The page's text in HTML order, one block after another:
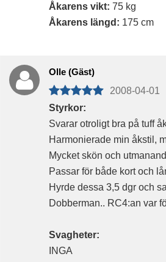
Åkarens vikt: 75 kg
Åkarens längd: 175 cm
Olle (Gäst)
2008-04-01
Styrkor:
Svarar otroligt bra på tuff
Harmonierade min åkstil,
Mycket skön och
Passar för både kort och
Hyrde dessa 3,5 dgr och
Dobberman.. RC4:an var
Svagheter:
INGA